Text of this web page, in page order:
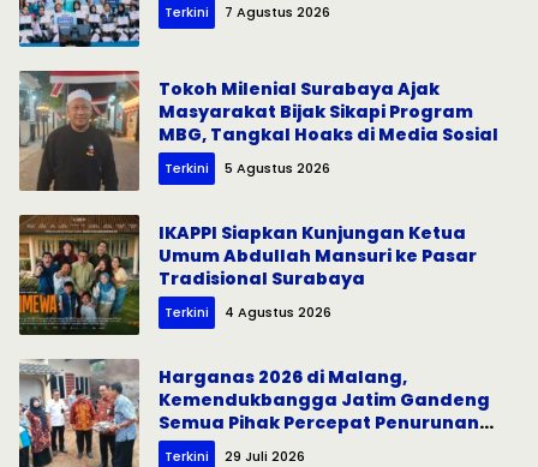
Terkini 7 Agustus 2026
Tokoh Milenial Surabaya Ajak
Masyarakat Bijak Sikapi Program
MBG, Tangkal Hoaks di Media Sosial
Terkini 5 Agustus 2026
IKAPPI Siapkan Kunjungan Ketua
Umum Abdullah Mansuri ke Pasar
Tradisional Surabaya
Terkini 4 Agustus 2026
Harganas 2026 di Malang,
Kemendukbangga Jatim Gandeng
Semua Pihak Percepat Penurunan
Stunting
Terkini 29 Juli 2026